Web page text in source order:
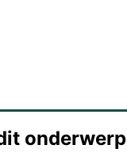
onderwerp